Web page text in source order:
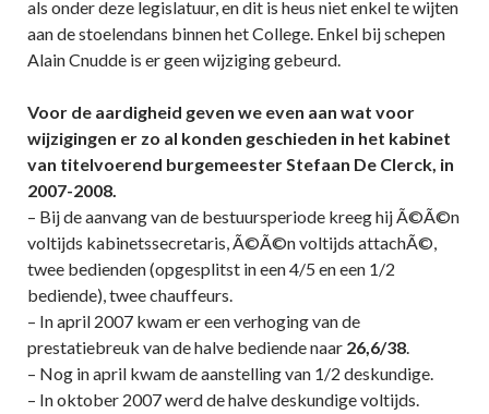
als onder deze legislatuur, en dit is heus niet enkel te wijten
aan de stoelendans binnen het College. Enkel bij schepen
Alain Cnudde is er geen wijziging gebeurd.
Voor de aardigheid geven we even aan wat voor
wijzigingen er zo al konden geschieden in het kabinet
van titelvoerend burgemeester Stefaan De Clerck, in
2007-2008.
– Bij de aanvang van de bestuursperiode kreeg hij Ã©Ã©n
voltijds kabinetssecretaris, Ã©Ã©n voltijds attachÃ©,
twee bedienden (opgesplitst in een 4/5 en een 1/2
bediende), twee chauffeurs.
– In april 2007 kwam er een verhoging van de
prestatiebreuk van de halve bediende naar 26,6/38.
– Nog in april kwam de aanstelling van 1/2 deskundige.
– In oktober 2007 werd de halve deskundige voltijds.